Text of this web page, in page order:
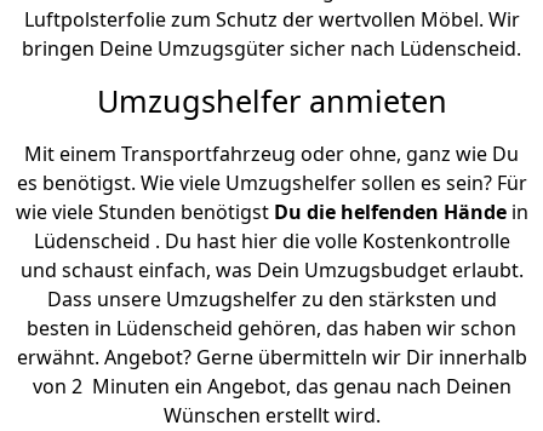
Luftpolsterfolie zum Schutz der wertvollen Möbel. Wir
bringen Deine Umzugsgüter sicher nach Lüdenscheid.
Umzugshelfer anmieten
Mit einem Transportfahrzeug oder ohne, ganz wie Du
es benötigst. Wie viele Umzugshelfer sollen es sein? Für
wie viele Stunden benötigst Du die helfenden Händein
Lüdenscheid . Du hast hier die volle Kostenkontrolle
und schaust einfach, was Dein Umzugsbudget erlaubt.
Dass unsere Umzugshelfer zu den stärksten und
besten in Lüdenscheid gehören, das haben wir schon
erwähnt. Angebot? Gerne übermitteln wir Dir innerhalb
von 2 Minuten ein Angebot, das genau nach Deinen
Wünschen erstellt wird.